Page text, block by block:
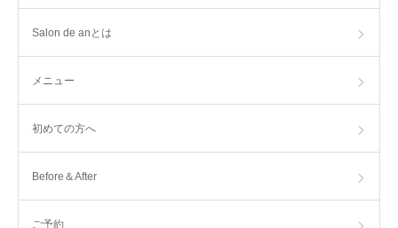
Salon de anとは
メニュー
初めての方へ
Before＆After
ご予約